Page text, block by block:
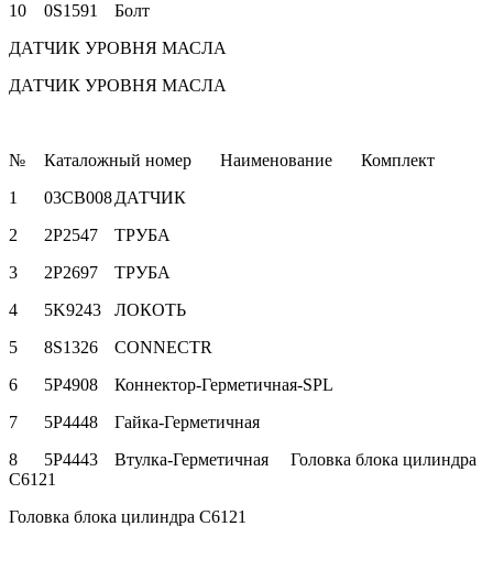
10
0S1591
Болт
ДАТЧИК УРОВНЯ МАСЛА
ДАТЧИК УРОВНЯ МАСЛА
№ Каталожный номер Наименование
Комплект
1
03CB008ДАТЧИК
2
2P2547
ТРУБА
3
2P2697
ТРУБА
4
5K9243
ЛОКОТЬ
5
8S1326
CONNECTR
6
5P4908
Коннектор-Герметичная-SPL
7
5P4448
Гайка-Герметичная
8
5P4443 Втулка-Герметичная
Головка блока цилиндра
C6121
Головка блока цилиндра C6121